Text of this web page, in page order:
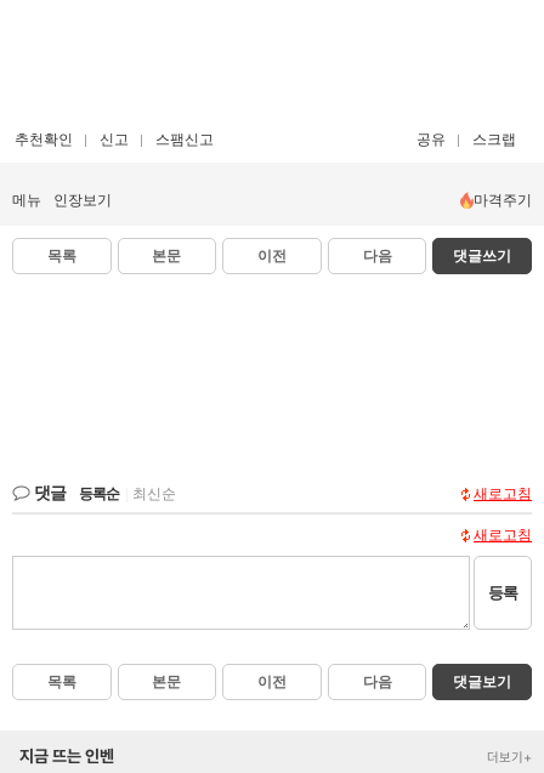
추천확인 신고 스팸신고 공유 스크랩
메뉴 인장보기 마격주기
목록 본문 이전 다음 댓글쓰기
댓글 등록순 최신순 새로고침
새로고침
등록
목록 본문 이전 다음 댓글보기
지금 뜨는 인벤 더보기+